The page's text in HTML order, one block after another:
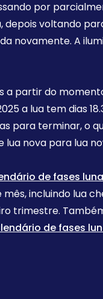
por
depois voltando
novamente. A
a partir do
a lua tem dias
para terminar, o
nova para lua
de fases
incluindo lua
trimestre.
de fases